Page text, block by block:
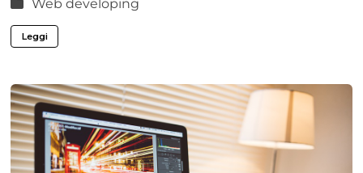
Web developing
Leggi